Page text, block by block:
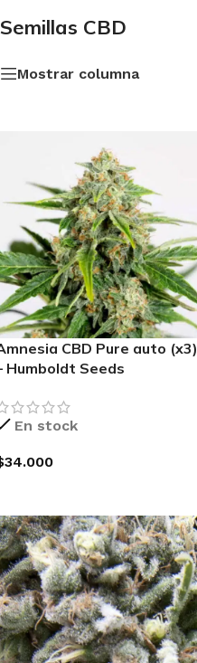
Semillas CBD
Mostrar columna
CBD Pure auto (x3)
Humboldt Seeds
En stock
34.000